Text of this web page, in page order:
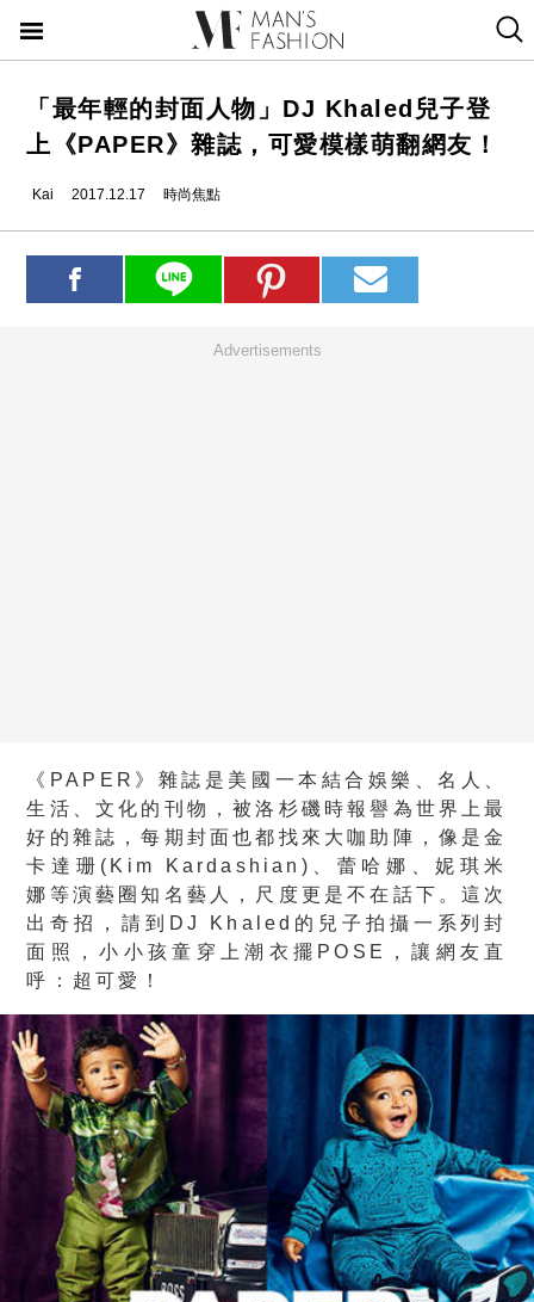
「最年輕的封面人物」DJ Khaled兒子登
上《PAPER》雜誌，可愛模樣萌翻網友！
Kai 2017.12.17 時尚焦點
Advertisements
《PAPER》雜誌是美國一本結合娛樂、名人、
生活、文化的刊物，被洛杉磯時報譽為世界上最
好的雜誌，每期封面也都找來大咖助陣，像是金
卡達珊(Kim Kardashian)、蕾哈娜、妮琪米
娜等演藝圈知名藝人，尺度更是不在話下。這次
出奇招，請到DJ Khaled的兒子拍攝一系列封
面照，小小孩童穿上潮衣擺POSE，讓網友直
呼：超可愛！